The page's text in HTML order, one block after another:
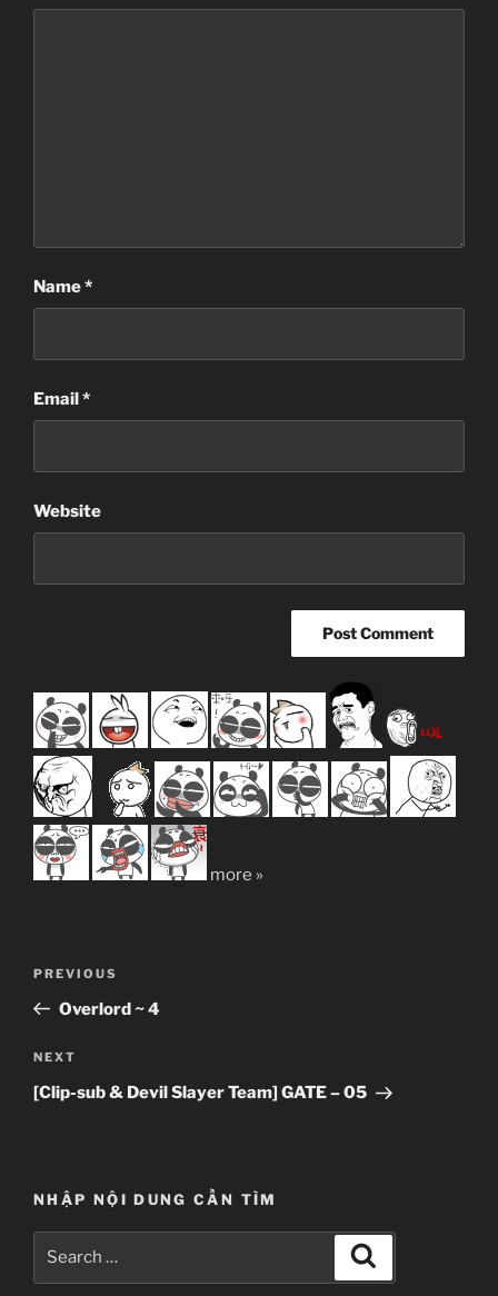
Name*
Email*
Website
more »
Previous
Post
PREVIOUS
Overlord ~ 4
Next
Post
NEXT
[Clip-sub & Devil Slayer Team] GATE – 05
NHẬP NỘI DUNG CẦN TÌM